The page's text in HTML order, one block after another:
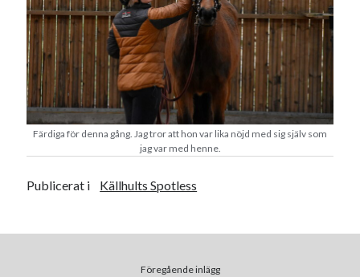
Färdiga för denna gång. Jag tror att hon var lika nöjd med sig själv som
jag var med henne.
Publicerat i Källhults Spotless
Föregående inlägg